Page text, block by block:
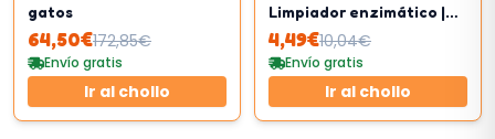
gatos
64,50€172,85€
Envío gratis
Ir al chollo
Limpiador enzimático |
Removedor de manchas y
olores de mascotas
4,49€10,04€
Envío gratis
Ir al chollo